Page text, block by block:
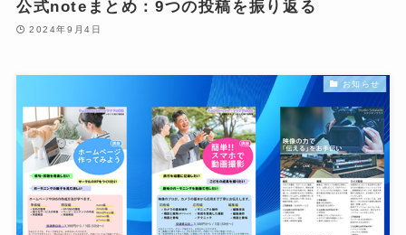
公式noteまとめ：9つの投稿を振り返る
2024年9月4日
お知らせ